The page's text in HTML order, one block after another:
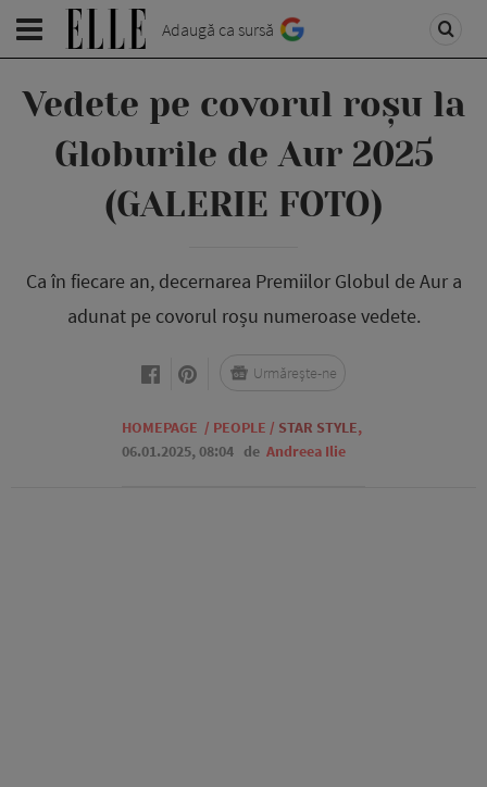
Adaugă ca sursă
Vedete pe covorul roșu la
Globurile de Aur 2025
(GALERIE FOTO)
Ca în fiecare an, decernarea Premiilor Globul de Aur a
adunat pe covorul roșu numeroase vedete.
HOMEPAGE / PEOPLE / STAR STYLE,
06.01.2025, 08:04 de Andreea Ilie
Urmărește-ne